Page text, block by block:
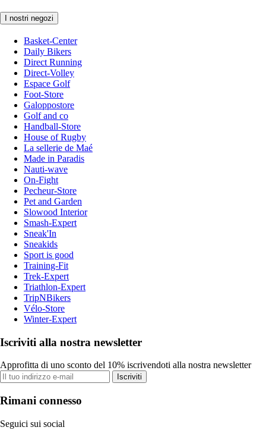
I nostri negozi
Basket-Center
Daily Bikers
Direct Running
Direct-Volley
Espace Golf
Foot-Store
Galoppostore
Golf and co
Handball-Store
House of Rugby
La sellerie de Maé
Made in Paradis
Nauti-wave
On-Fight
Pecheur-Store
Pet and Garden
Slowood Interior
Smash-Expert
Sneak'In
Sneakids
Sport is good
Training-Fit
Trek-Expert
Triathlon-Expert
TripNBikers
Vélo-Store
Winter-Expert
Iscriviti alla nostra newsletter
Approfitta di uno sconto del 10% iscrivendoti alla nostra newsletter
Iscriviti
Rimani connesso
Seguici sui social